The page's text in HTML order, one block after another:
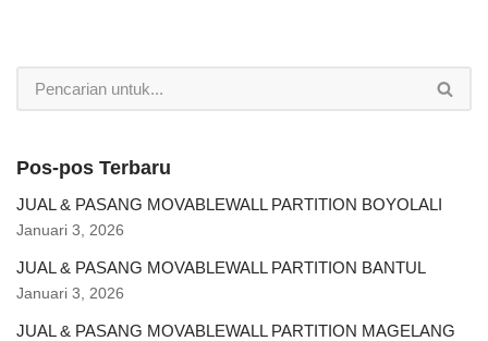
Pos-pos Terbaru
JUAL & PASANG MOVABLEWALL PARTITION BOYOLALI
Januari 3, 2026
JUAL & PASANG MOVABLEWALL PARTITION BANTUL
Januari 3, 2026
JUAL & PASANG MOVABLEWALL PARTITION MAGELANG